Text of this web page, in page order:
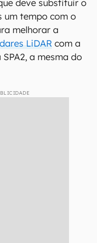
deve substituir o
um tempo com o
melhorar a
LiDAR com a
a mesma do